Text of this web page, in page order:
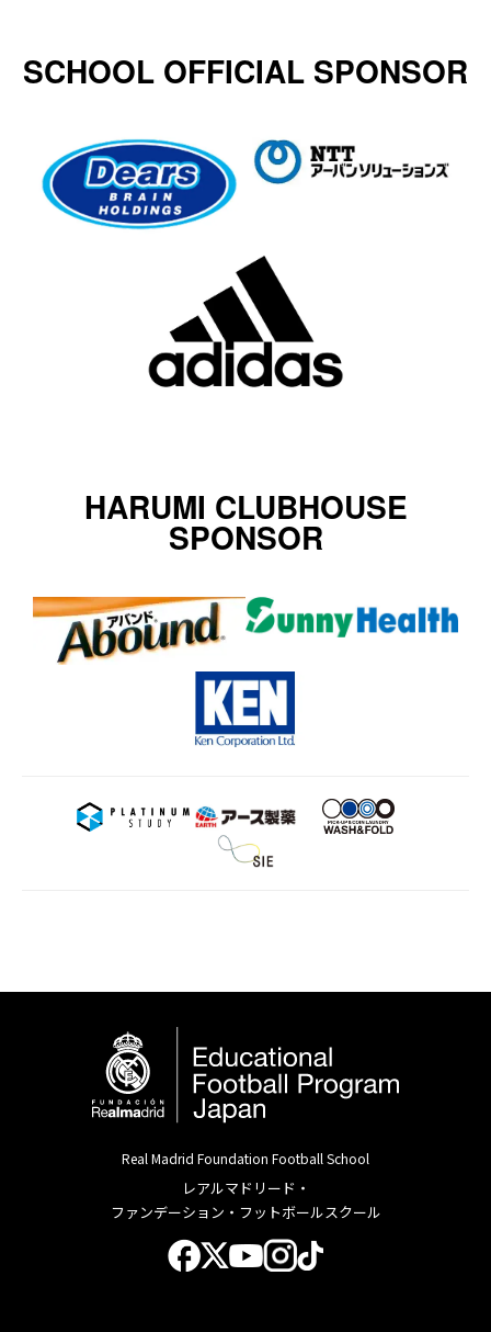
SCHOOL OFFICIAL SPONSOR
HARUMI CLUBHOUSE
SPONSOR
Real Madrid Foundation Football School
レアルマドリード・
ファンデーション・フットボールスクール